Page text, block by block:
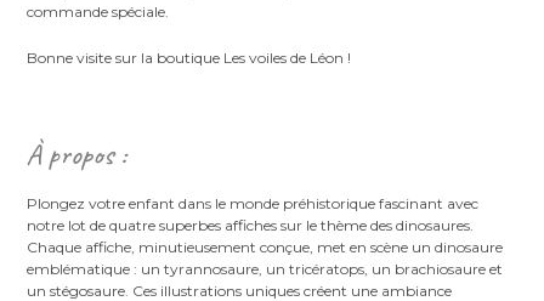
commande spéciale.
Bonne visite sur la boutique Les voiles de Léon !
À propos :
Plongez votre enfant dans le monde préhistorique fascinant avec
notre lot de quatre superbes affiches sur le thème des dinosaures.
Chaque affiche, minutieusement conçue, met en scène un dinosaure
emblématique : un tyrannosaure, un tricératops, un brachiosaure et
un stégosaure. Ces illustrations uniques créent une ambiance